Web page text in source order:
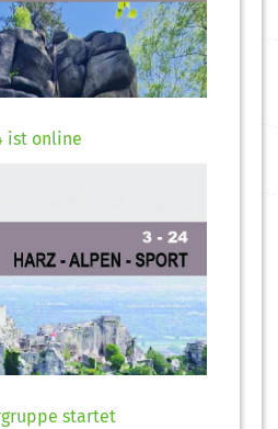
ist online
startet